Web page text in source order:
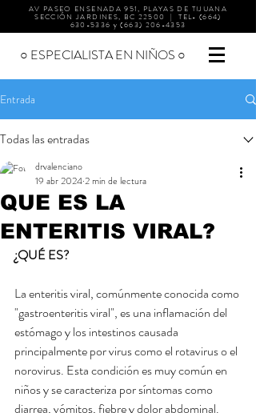
AV PASEO ENSENADA 951, PLAYAS DE TIJUANA
SECCIÓN JARDINES, BC 22500 | TEL- (664)
630-5336 y(663) 206-4353
○ ESPECIALISTA EN NIÑOS ○
Entrada
Todas las entradas
QUE ES LA
ENTERITIS VIRAL?
drvalenciano
19 abr 20242 min de lectura
¿QUÉ ES?
La enteritis viral, comúnmente conocida como
"gastroenteritis viral", es una inflamación del
estómago y los intestinos causada
principalmente por virus como el rotavirus o el
norovirus. Esta condición es muy común en
niños y se caracteriza por síntomas como
diarrea, vómitos, fiebre y dolor abdominal.